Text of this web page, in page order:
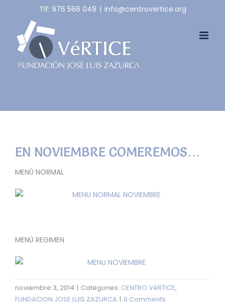
content
Tlf: 976 566 049 | info@centrovertice.org
EN NOVIEMBRE COMEREMOS…
MENÚ NORMAL
MENÚ REGIMEN
noviembre 3, 2014 | Categories: CENTRO VéRTICE,
FUNDACION JOSE LUIS ZAZURCA | 0 Comments